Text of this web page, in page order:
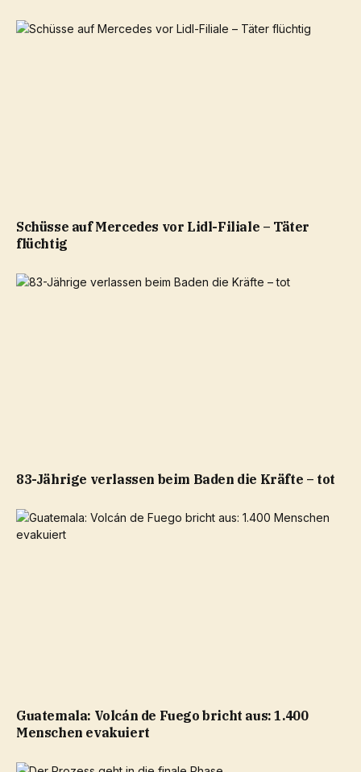
Schüsse auf Mercedes vor Lidl-Filiale – Täter
flüchtig
83-Jährige verlassen beim Baden die Kräfte – tot
Guatemala: Volcán de Fuego bricht aus: 1.400
Menschen evakuiert